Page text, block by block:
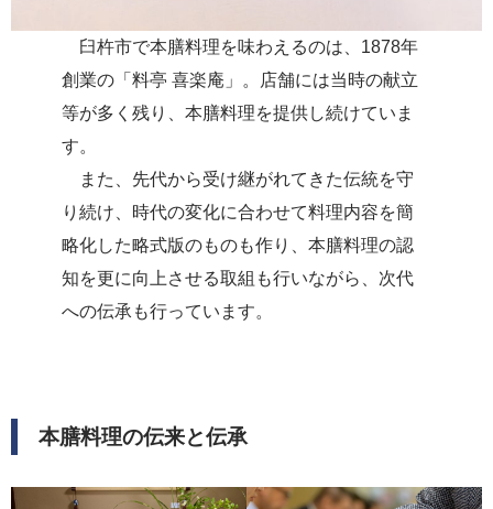
臼杵市で本膳料理を味わえるのは、1878年
創業の「料亭 喜楽庵」。店舗には当時の献立
等が多く残り、本膳料理を提供し続けていま
す。
また、先代から受け継がれてきた伝統を守
り続け、時代の変化に合わせて料理内容を簡
略化した略式版のものも作り、本膳料理の認
知を更に向上させる取組も行いながら、次代
への伝承も行っています。
本膳料理の伝来と伝承